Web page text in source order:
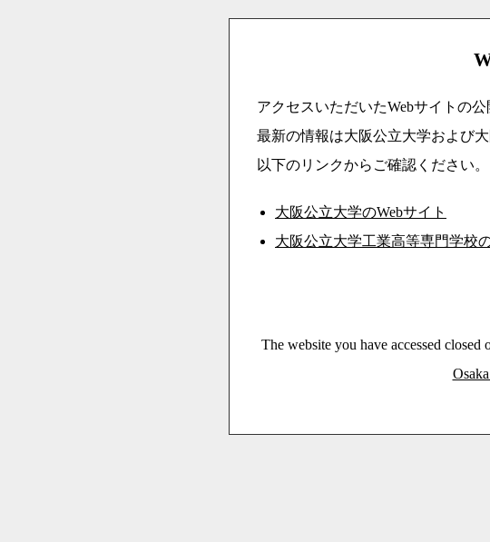
アクセスいただいたWebサイトの
最新の情報は大阪公立大学および
以下のリンクからご確認ください。
大阪公立大学のWebサイト
大阪公立大学工業高等専門学校
The website you have accessed